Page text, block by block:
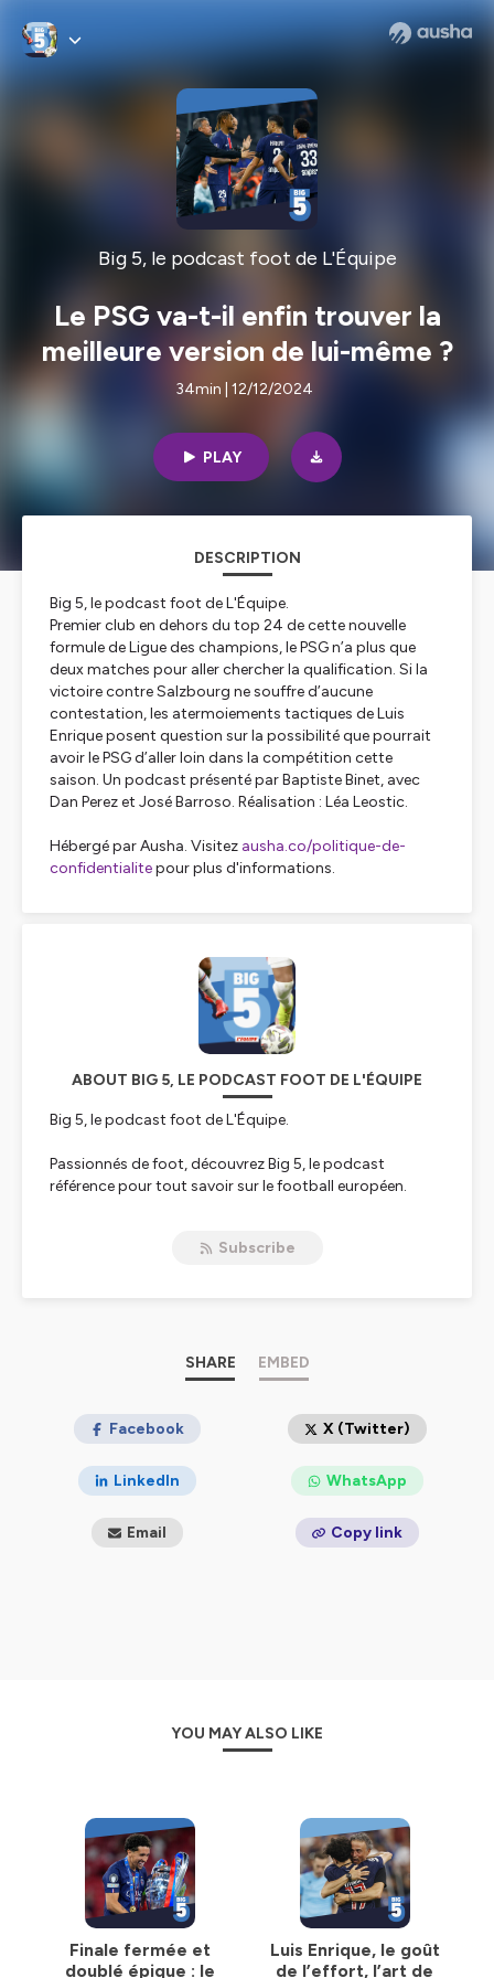
Big 5, le podcast foot de L'Équipe
Le PSG va-t-il enfin trouver la
meilleure version de lui-même ?
34min | 12/12/2024
PLAY
DESCRIPTION
Big 5, le podcast foot de L'Équipe.
Premier club en dehors du top 24 de cette nouvelle
formule de Ligue des champions, le PSG n’a plus que
deux matches pour aller chercher la qualification. Si la
victoire contre Salzbourg ne souffre d’aucune
contestation, les atermoiements tactiques de Luis
Enrique posent question sur la possibilité que pourrait
avoir le PSG d’aller loin dans la compétition cette
saison. Un podcast présenté par Baptiste Binet, avec
Dan Perez et José Barroso. Réalisation : Léa Leostic.
Hébergé par Ausha. Visitez ausha.co/politique-de-
confidentialitepour plus d'informations.
ABOUT BIG 5, LE PODCAST FOOT DE L'ÉQUIPE
Big 5, le podcast foot de L'Équipe.
Passionnés de foot, découvrez Big 5, le podcast
référence pour tout savoir sur le football européen.
A, Bundesliga et Ligue 1. Plongez dans les coulisses du
confidentialitepour plus d'informations.
Subscribe
SHARE EMBED
Facebook X (Twitter)
LinkedIn WhatsApp
Email Copy link
YOU MAY ALSO LIKE
Finale fermée et
doublé épique : le
Luis Enrique, le goût
de l’effort, l’art de